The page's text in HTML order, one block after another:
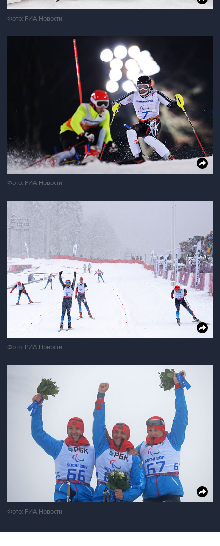
Фото: РИА Новости
Фото: РИА Новости
Фото: РИА Новости
Фото: РИА Новости